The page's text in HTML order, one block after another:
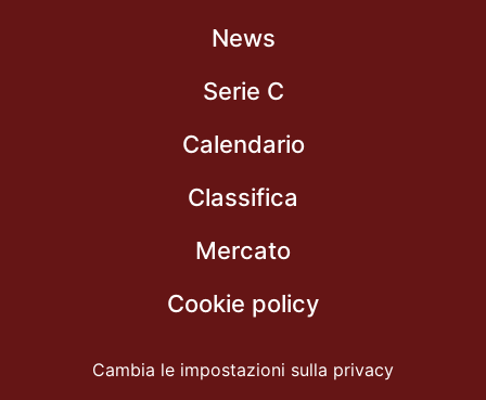
News
Serie C
Calendario
Classifica
Mercato
Cookie policy
Cambia le impostazioni sulla privacy